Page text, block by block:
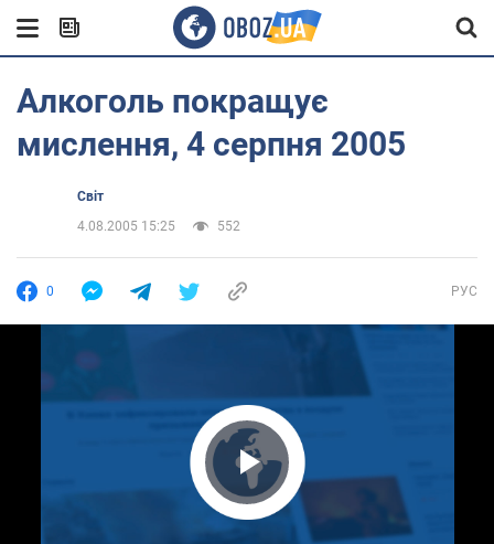
Алкоголь покращує
мислення, 4 серпня 2005
Світ
4.08.2005 15:25
552
0 РУС
Play Video